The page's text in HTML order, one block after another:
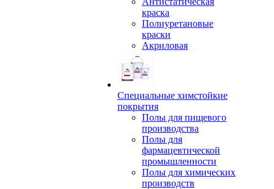
краска
Полиуретановые
краски
Акриловая
Специальные химстойкие
покрытия
Полы для пищевого
производства
Полы для
фармацевтической
промышленности
Полы для химических
производств